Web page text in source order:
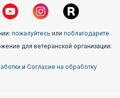
пожалуйтесь или поблагодарите
для ветеранской организации:
и Согласие на обработку